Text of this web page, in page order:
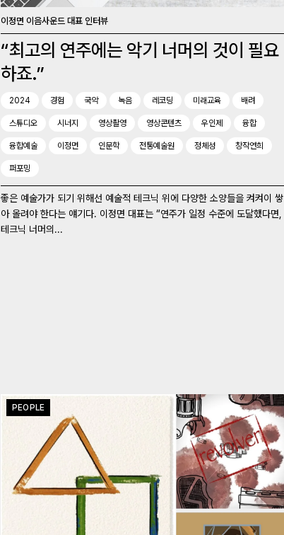
이정면 이음사운드 대표 인터뷰
“최고의 연주에는 악기 너머의 것이 필요
하죠.”
2024 경험 국악 녹음 레코딩 미래교육 배려
스튜디오 시너지 영상촬영 영상콘텐츠 우인제 융합
융합예술 이정면 인문학 전통예술원 정체성 창작연희
퍼포밍
좋은 예술가가 되기 위해선 예술적 테크닉 위에 다양한 소양들을 켜켜이 쌓
아 올려야 한다는 얘기다. 이정면 대표는 “연주가 일정 수준에 도달했다면,
테크닉 너머의...
PEOPLE